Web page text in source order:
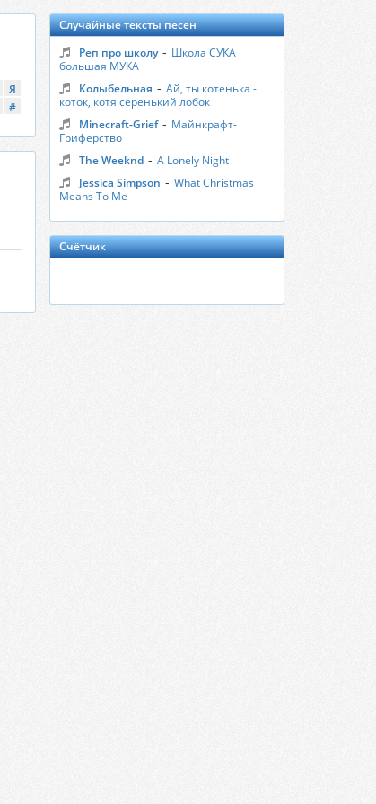
Я
#
Случайные тексты песен
Реп про школу - Школа СУКА
большая МУКА
Колыбельная - Ай, ты котенька -
коток, котя серенький лобок
Minecraft-Grief - Майнкрафт-
Гриферство
Тhе Wееknd - A Lonely Night
Jessica Simpson - What Christmas
Means To Me
Счётчик